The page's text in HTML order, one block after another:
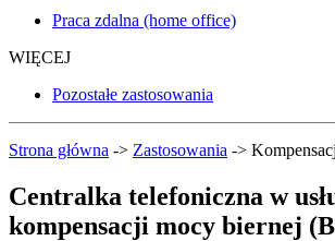
Praca zdalna (home office)
WIĘCEJ
Pozostałe zastosowania
Strona główna -> Zastosowania ->
Centralka telefoniczna w
kompensacji mocy biernej